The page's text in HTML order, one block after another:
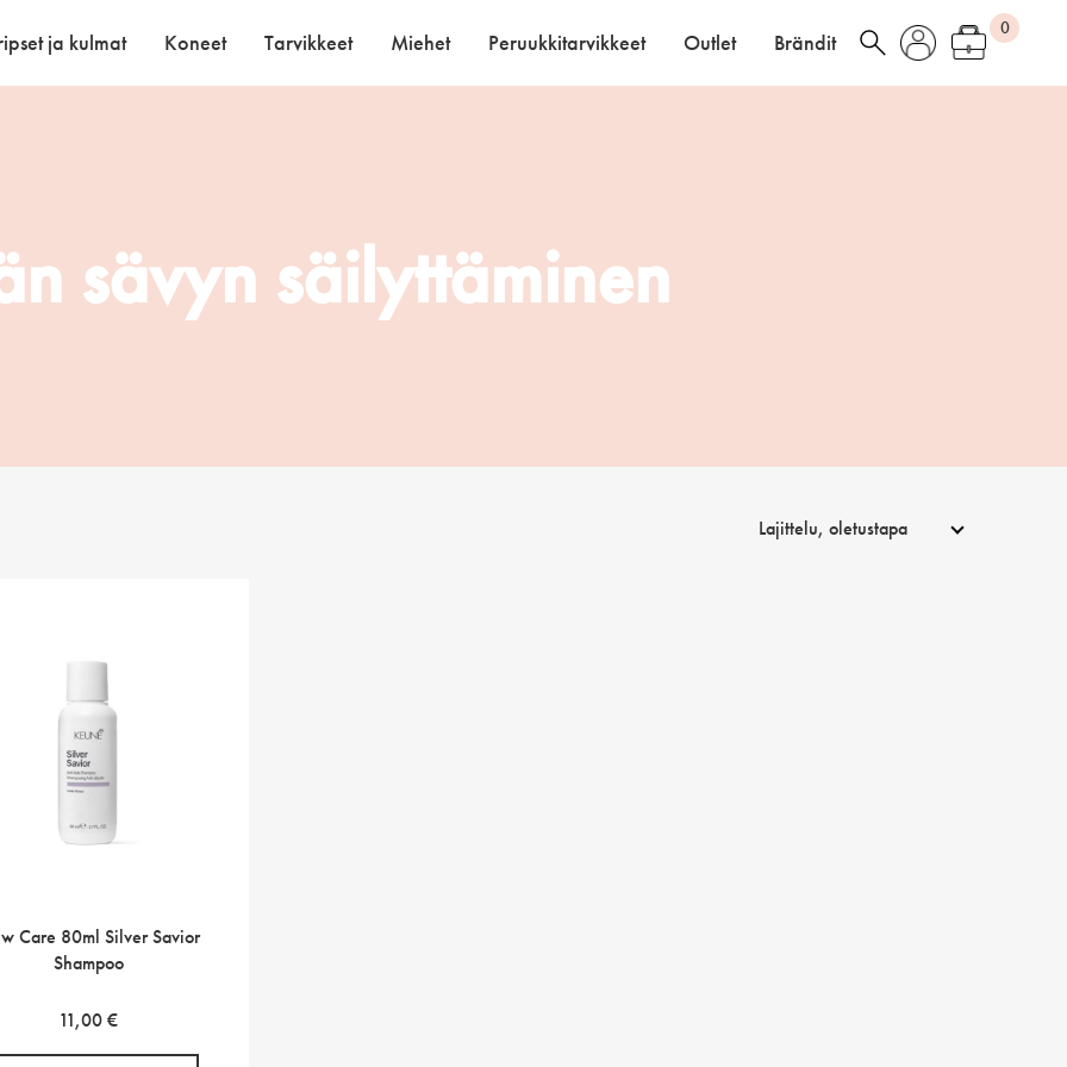
ja kulmat Koneet Tarvikkeet Miehet Peruukkitarvikkeet Outlet Brändit
0
sävyn säilyttäminen
Care 80ml Silver Savior
Shampoo
11,00€